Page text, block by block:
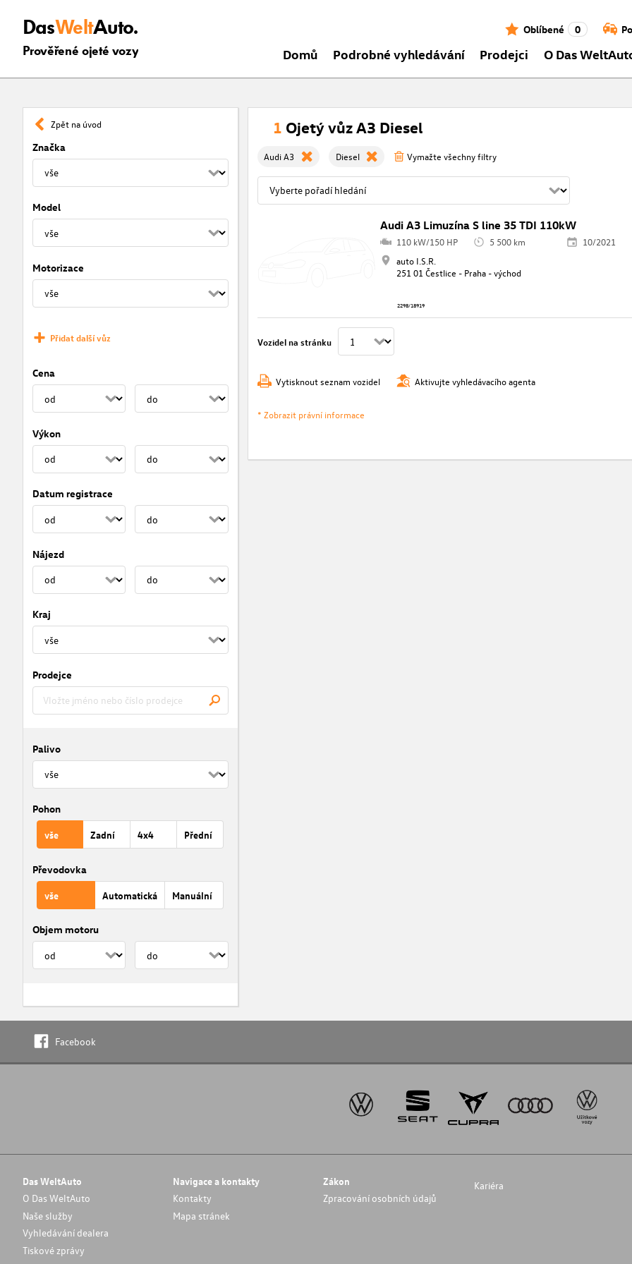
DasWeltAuto.
Prověřené ojeté vozy
Oblíbené 0
Domů Podrobné vyhledávání Prodejci O Das
Zpět na úvod
Značka
Model
Motorizace
Přidat další vůz
Cena
Výkon
Datum registrace
Nájezd
Kraj
Prodejce
Palivo
Pohon
vše Zadní 4x4 Přední
Převodovka
vše Automatická Manuální
Objem motoru
1 Ojetý vůz A3 Diesel
Audi A3 Diesel Vymažte všechny filtry
Audi A3 Limuzína S line 35 TDI 110kW
110 kW/150 HP 5 500 km
10/2021
auto I.S.R.
251 01 Čestlice - Praha - východ
2298/18919
Vozidel na stránku
Vytisknout seznam vozidel Aktivujte vyhledávacího agenta
* Zobrazit právní informace
Facebook
Das WeltAuto
O Das WeltAuto
Naše služby
Vyhledávání dealera
Tiskové zprávy
Navigace a kontakty
Kontakty
Mapa stránek
Zákon
Zpracování osobních údajů
Kariéra